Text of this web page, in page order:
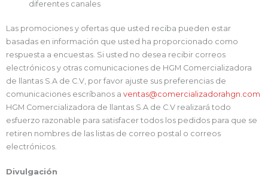
diferentes canales
Las promociones y ofertas que usted reciba pueden estar
basadas en información que usted ha proporcionado como
respuesta a encuestas. Si usted no desea recibir correos
electrónicos y otras comunicaciones de HGM Comercializadora
de llantas S.A de C.V, por favor ajuste sus preferencias de
comunicaciones escríbanos a ventas@comercializadorahgn.com
HGM Comercializadora de llantas S.A de C.V realizará todo
esfuerzo razonable para satisfacer todos los pedidos para que se
retiren nombres de las listas de correo postal o correos
electrónicos.
Divulgación